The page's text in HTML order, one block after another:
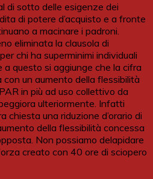
di sotto delle esigenze dei
di potere d’acquisto e a fronte
a macinare i padroni.
eliminata la clausola di
chi ha superminimi individuali
questo si aggiunge che la cifra
un aumento della flessibilità
in più ad uso collettivo da
ulteriormente. Infatti
chiesta una riduzione d’orario di
della flessibilità concessa
Non possiamo delapidare
creato con 40 ore di sciopero